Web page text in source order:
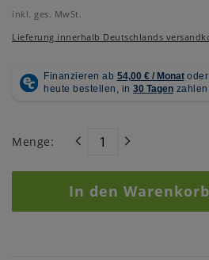
inkl. ges. MwSt.
Lieferung innerhalb Deutschlands
Menge:
In den Warenkorb